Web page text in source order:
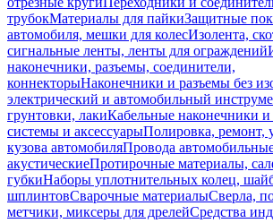
трубокМатериалы для пайкиЗащитные
автомобиля, мешки для колесИзолента,
сигнальные ленты, ленты для ограждений
наконечники, разъемы, соединители,
коннекторыНаконечники и разъемы без
электрический и автомобильный
грунтовки, лакиКабельные наконечники и
системы и аксессуарыПолировка, ремонт,
кузова автомобиляПровода
акустическиеПротирочные материалы,
губкиНаборы уплотнительных колец,
шплинтовСварочные материалыСверла,
метчики, миксеры для дрелейСредства